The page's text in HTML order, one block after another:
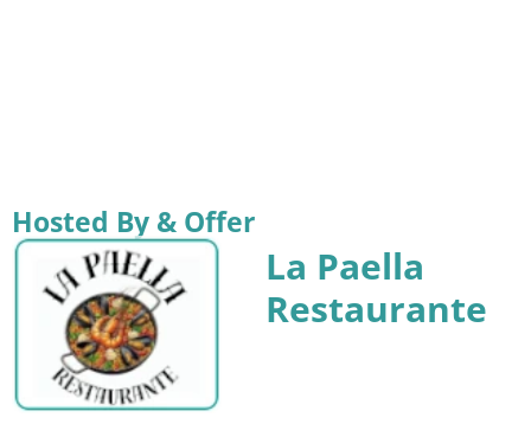
Hosted By & Offer
La Paella
Restaurante